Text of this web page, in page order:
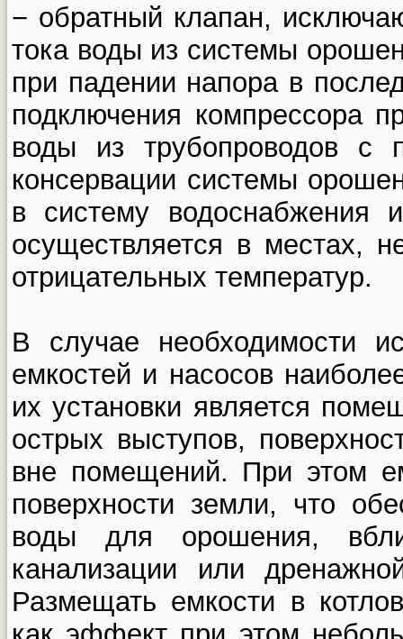
− обратный клапан,
тока воды из системы
при падении напора в
подключения компрессора
воды из трубопроводов с
консервации системы
в систему водоснабжения
осуществляется в местах,
отрицательных температур.
В случае необходимости
емкостей и насосов
их установки является
острых выступов,
вне помещений. При этом
поверхности земли, что
воды для орошения,
канализации или
Размещать емкости в